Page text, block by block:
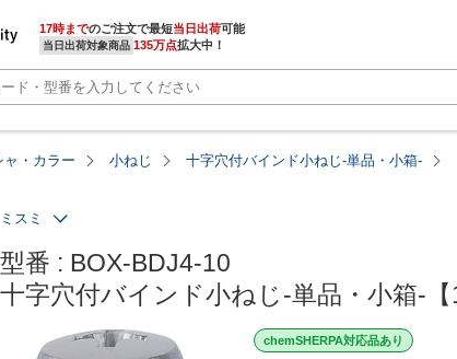
17時までのご注文で最短当日出荷
当日出荷対象商品 135万点拡大中！
・カラー 小ねじ 十字穴付バインド小ねじ-単品・小箱-
ミスミ
型番 : BOX-BDJ4-10
十字穴付バインド小ねじ-単品・小箱-【
chemSHERPA対応品あり